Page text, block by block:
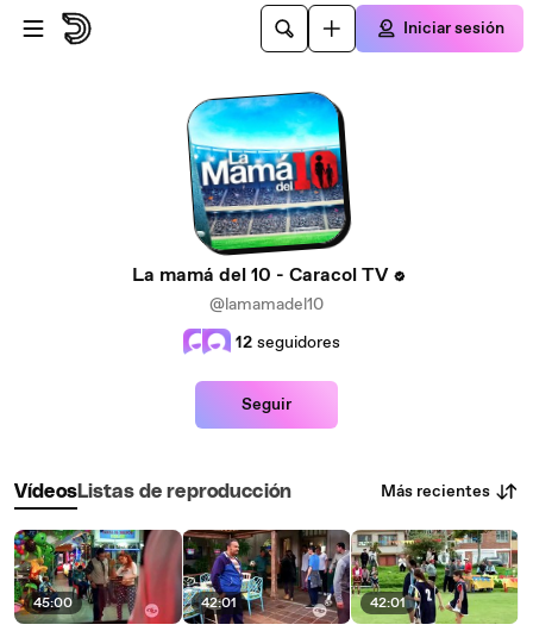
Saltar al contenido principal
Iniciar sesión
La mamá del 10 - Caracol TV
@lamamadel10
12 seguidores
Seguir
VídeosListas de reproducción Más recientes
45:00 42:01 42:01